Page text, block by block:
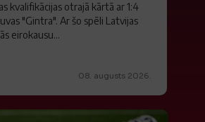
kvalifikācijas otrajā kārtā ar 1:4
"Gintra". Ar šo spēli Latvijas
eirokausu...
08. augusts 2026.